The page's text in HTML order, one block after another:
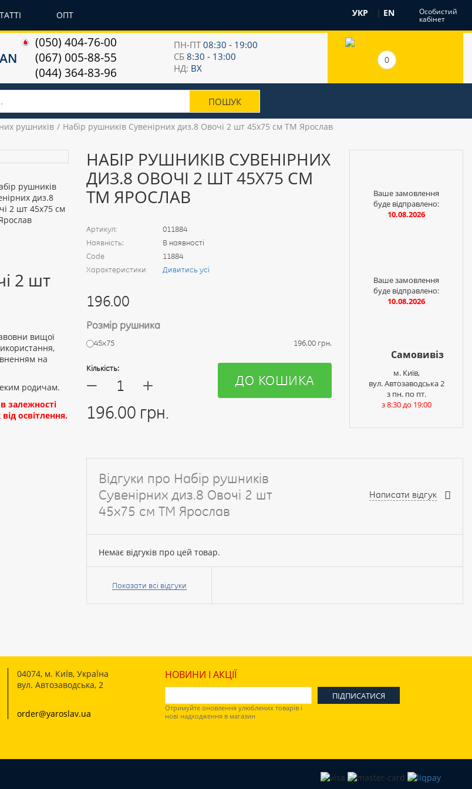
ОПТ УКР | EN Особистий
кабінет
(050) 404-76-00
(067) 005-88-55
(044) 364-83-96
ПН-ПТ08:30 - 19:00
СБ8:30 - 13:00
НД: ВХ
0
рушників Набір рушників Сувенірних диз.8 Овочі 2 шт 45х75 см ТМ Ярослав
2 шт
вищої
на
родичам.
залежності
освітлення.
НАБІР РУШНИКІВ СУВЕНІРНИХ
ДИЗ.8 ОВОЧІ 2 ШТ 45Х75 СМ
ТМ ЯРОСЛАВ
Артикул:
011884
Наявність:
В наявності
Code
11884
Характеристики
Дивитись усі
196.00
Розмір рушника
45х75 196.00 грн.
Кількість:
— +
196.00 грн.
ДО КОШИКА
Ваше замовлення
буде відправлено:
10.08.2026
Ваше замовлення
буде відправлено:
10.08.2026
Самовивіз
м. Київ,
вул. Автозаводська 2
з пн. по пт.
з 8:30 до 19:00
Відгуки про Набір рушників
Сувенірних диз.8 Овочі 2 шт
45х75 см ТМ Ярослав
Написати відгук
Немає відгуків про цей товар.
Ваше
ПРОДОВЖИТИ
Показати всі відгуки
04074, м. КиЇв, УкраЇна
вул. Автозаводська, 2
order@yaroslav.ua
НОВИНИ І АКЦІЇ
Отримуйте оновлення улюблених товарів і
нові надходження в магазин